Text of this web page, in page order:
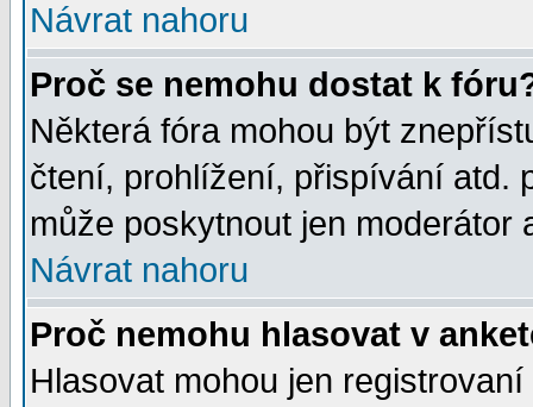
Návrat nahoru
Proč se nemohu dostat k
Některá fóra mohou být
čtení, prohlížení, přispívání atd.
může poskytnout jen moderátor
Návrat nahoru
Proč nemohu hlasovat v
Hlasovat mohou jen